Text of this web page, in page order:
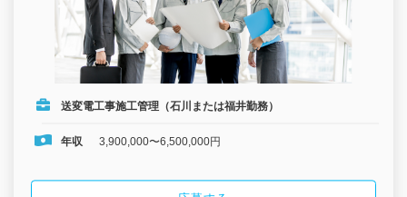
送変電工事施工管理（石川または福井勤務）
年収 3,900,000〜6,500,000円